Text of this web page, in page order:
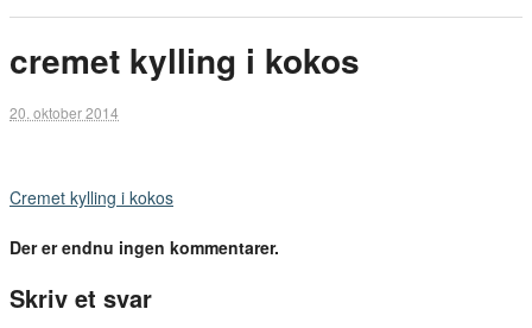
cremet kylling i kokos
20. oktober 2014
Cremet kylling i kokos
Der er endnu ingen kommentarer.
Skriv et svar